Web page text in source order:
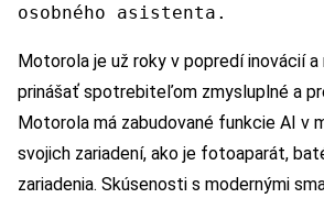
osobného asistenta.
Motorola je už roky v popredí inovácií a
prinášať spotrebiteľom zmysluplné a
Motorola má zabudované funkcie AI v
svojich zariadení, ako je fotoaparát,
zariadenia. Skúsenosti s modernými